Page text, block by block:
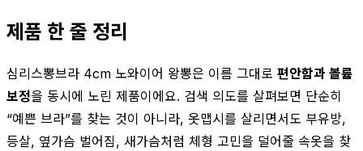
제품 한 줄 정리
심리스뽕브라 4cm 노와이어 왕뽕은 이름 그대로 편안함과 볼륨
보정을 동시에 노린 제품이에요. 검색 의도를 살펴보면 단순히
“예쁜 브라”를 찾는 것이 아니라, 옷맵시를 살리면서도 부유방,
등살, 옆가슴 벌어짐, 새가슴처럼 체형 고민을 덜어줄 속옷을 찾